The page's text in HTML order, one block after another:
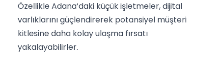
Özellikle Adana’daki küçük işletmeler, dijital
varlıklarını güçlendirerek potansiyel müşteri
kitlesine daha kolay ulaşma fırsatı
yakalayabilirler.